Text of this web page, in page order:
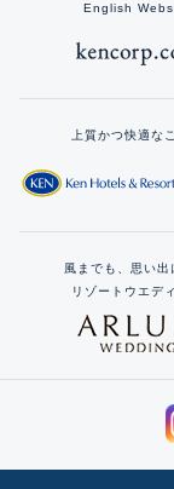
English
上質かつ快適な
風までも、思い出
リゾートウエデ